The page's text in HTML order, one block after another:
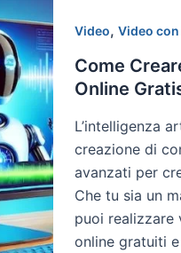
Video, Video
Come
Online
L’intelligenza
creazione di
avanzati per
Che tu sia un
puoi realizzare
online gratuiti